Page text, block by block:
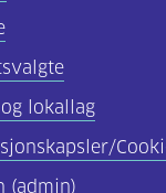
lokallag
(admin)